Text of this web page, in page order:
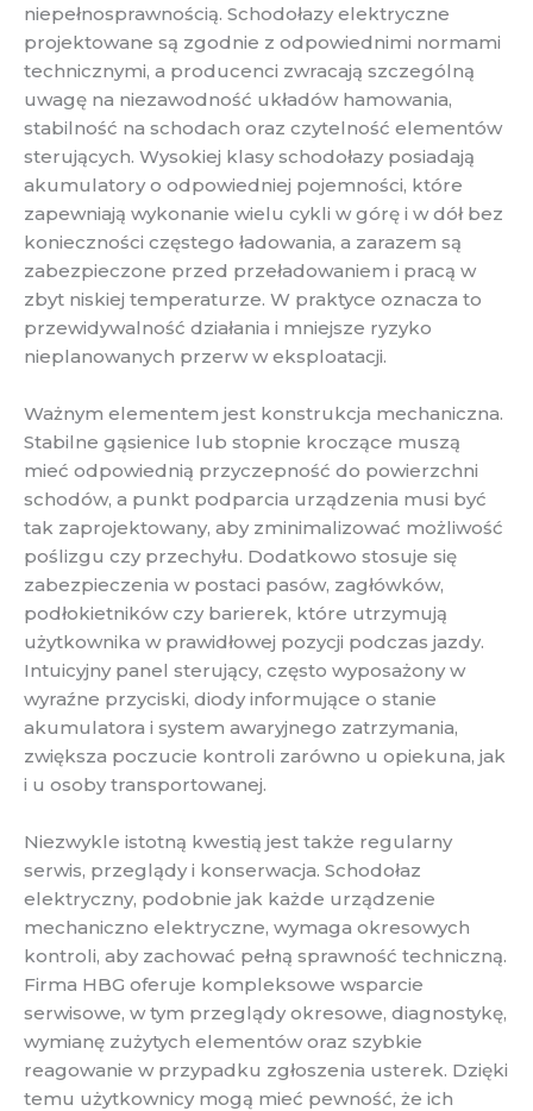
niepełnosprawnością. Schodołazy elektryczne
projektowane są zgodnie z odpowiednimi normami
technicznymi, a producenci zwracają szczególną
uwagę na niezawodność układów hamowania,
stabilność na schodach oraz czytelność elementów
sterujących. Wysokiej klasy schodołazy posiadają
akumulatory o odpowiedniej pojemności, które
zapewniają wykonanie wielu cykli w górę i w dół bez
konieczności częstego ładowania, a zarazem są
zabezpieczone przed przeładowaniem i pracą w
zbyt niskiej temperaturze. W praktyce oznacza to
przewidywalność działania i mniejsze ryzyko
nieplanowanych przerw w eksploatacji.
Ważnym elementem jest konstrukcja mechaniczna.
Stabilne gąsienice lub stopnie kroczące muszą
mieć odpowiednią przyczepność do powierzchni
schodów, a punkt podparcia urządzenia musi być
tak zaprojektowany, aby zminimalizować możliwość
poślizgu czy przechyłu. Dodatkowo stosuje się
zabezpieczenia w postaci pasów, zagłówków,
podłokietników czy barierek, które utrzymują
użytkownika w prawidłowej pozycji podczas jazdy.
Intuicyjny panel sterujący, często wyposażony w
wyraźne przyciski, diody informujące o stanie
akumulatora i system awaryjnego zatrzymania,
zwiększa poczucie kontroli zarówno u opiekuna, jak
i u osoby transportowanej.
Niezwykle istotną kwestią jest także regularny
serwis, przeglądy i konserwacja. Schodołaz
elektryczny, podobnie jak każde urządzenie
mechaniczno elektryczne, wymaga okresowych
kontroli, aby zachować pełną sprawność techniczną.
Firma HBG oferuje kompleksowe wsparcie
serwisowe, w tym przeglądy okresowe, diagnostykę,
wymianę zużytych elementów oraz szybkie
reagowanie w przypadku zgłoszenia usterek. Dzięki
temu użytkownicy mogą mieć pewność, że ich